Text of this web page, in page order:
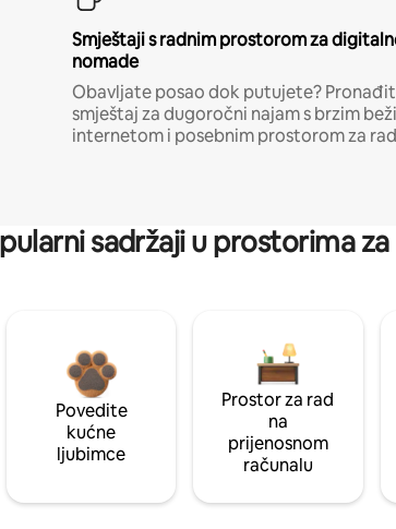
Smještaji s radnim prostorom za
nomade
Obavljate posao dok putujete?
smještaj za dugoročni najam s brzim
internetom i posebnim prostorom za
sadržaji u prostorima
Povedite
kućne
ljubimce
Prostor za rad
na
prijenosnom
računalu